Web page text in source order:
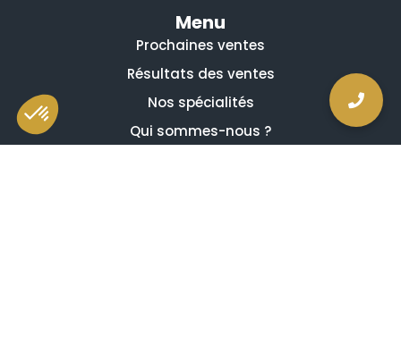
Menu
Prochaines ventes
Résultats des ventes
Nos spécialités
Qui sommes-nous ?